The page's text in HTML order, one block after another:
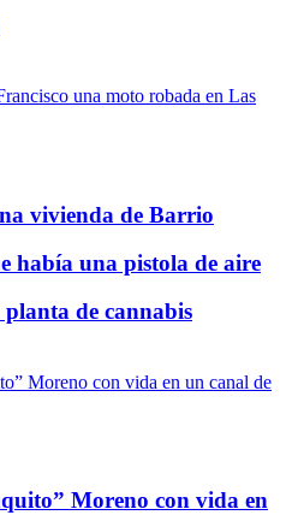
vivienda de Barrio
había una pistola de aire
de cannabis
Moreno con vida en